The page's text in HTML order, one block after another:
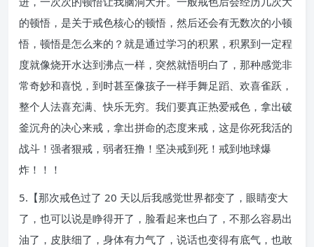
的顿悟，是关于戒色核心的顿悟，然后还会有无数次的小顿
悟，顿悟是怎么来的？就是通过学习的积累，积累到一定程
度就像烧开水达到沸点一样，突然就悟明白了，那种感觉非
常奇妙和喜悦，到时甚至像孩子一样手舞足蹈、欢喜雀跃，
整个人法喜充满、快乐无穷。我们要真正热爱戒色，拿出破
釜沉舟的决心来戒，拿出拼命的态度来戒，这是你死我活的
战斗！强者狠戒，弱者狂撸！坚决戒到死！戒到地球爆
炸！！！
5.【那次戒色过了 20 天以后我感觉世界都变了，眼睛变大
了，也可以说是睁得开了，脸看起来也白了，不那么容易出
油了，皮肤细了，身体有力气了，说话也变得有底气，也敢